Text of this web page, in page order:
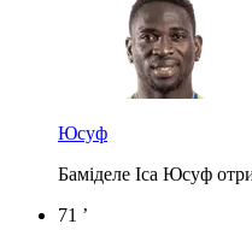
Юсуф
Баміделе Іса Юсуф
71 ’